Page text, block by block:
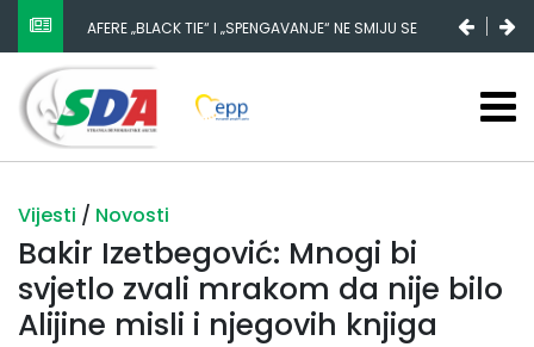
NESTANAK 780.000 EURA IZ IGMANA NE MOŽE BITI
SLUČAJNI PREVID, ODGOVORNOST MORAJU SNOSITI
VLADA FBIH I NJENI KADROVI
Vijesti / Novosti
Bakir Izetbegović: Mnogi bi
svjetlo zvali mrakom da nije bilo
Alijine misli i njegovih knjiga